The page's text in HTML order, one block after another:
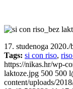
17. studenoga 2020./
Tags: si con riso,
https://nikas.hr/wp-
laktoze.jpg 500 500
content/uploads/